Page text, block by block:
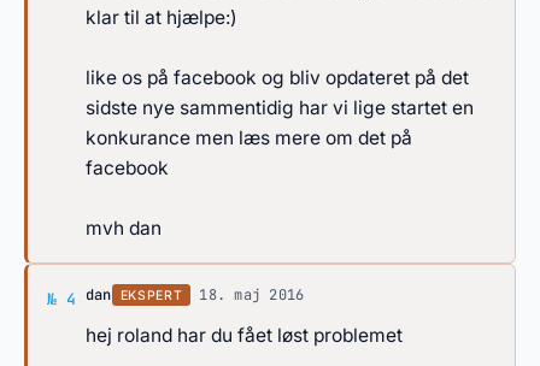
klar til at hjælpe:)
like os på facebook og bliv opdateret på det
sidste nye sammentidig har vi lige startet en
konkurance men læs mere om det på
facebook
mvh dan
№ 4 Svar af dan
dan EKSPERT 18. maj 2016
hej roland har du fået løst problemet